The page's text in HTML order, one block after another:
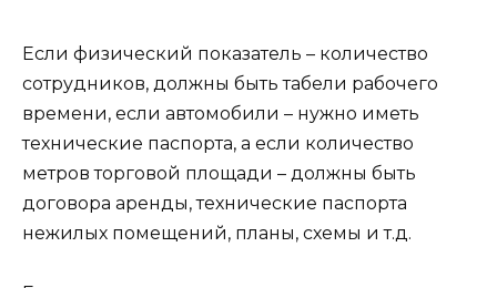
Если физический показатель – количество
сотрудников, должны быть табели рабочего
времени, если автомобили – нужно иметь
технические паспорта, а если количество
метров торговой площади – должны быть
договора аренды, технические паспорта
нежилых помещений, планы, схемы и т.д.